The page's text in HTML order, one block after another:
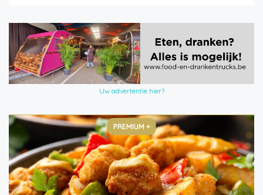
Uw advertentie hier?
PREMIUM +